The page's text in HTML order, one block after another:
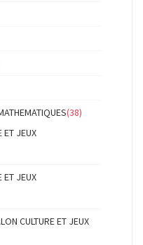
(38)
ET JEUX
ET JEUX
CULTURE ET JEUX